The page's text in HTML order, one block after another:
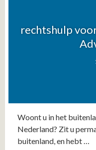
rechtshulp
Woont u in het
Nederland? Zit u
buitenland, en hebt …